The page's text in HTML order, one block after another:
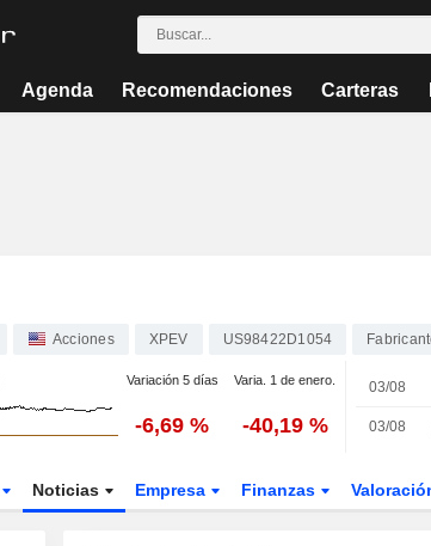
Agenda Recomendaciones Carteras
Acciones XPEV US98422D1054
Variación 5 días Varia. 1 de enero.
-6,69 % -40,19 %
03/08
03/08
Noticias Empresa Finanzas